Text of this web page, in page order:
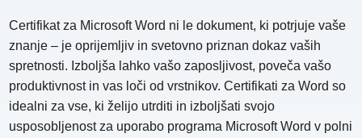
Certifikat za Microsoft Word ni le dokument, ki potrjuje vaše
znanje – je oprijemljiv in svetovno priznan dokaz vaših
spretnosti. Izboljša lahko vašo zaposljivost, poveča vašo
produktivnost in vas loči od vrstnikov. Certifikati za Word so
idealni za vse, ki želijo utrditi in izboljšati svojo
usposobljenost za uporabo programa Microsoft Word v polni